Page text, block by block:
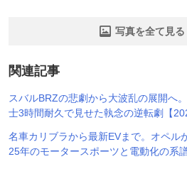
写真を全て見る
関連記事
スバルBRZの悲劇から大波乱の展開へ
士3時間耐久で見せた執念の逆転劇【
名車カリブラから最新EVまで。オペル
25年のモータースポーツと電動化の系